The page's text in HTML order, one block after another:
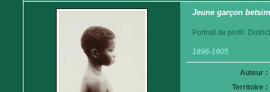
Jeune garçon
Portrait de profil.
1896-1905
Auteur :
Territoire :